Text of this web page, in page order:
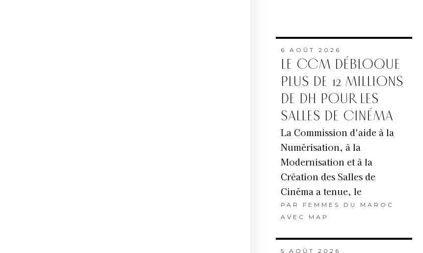
6 AOÛT 2026
LE CCM DÉBLOQUE
PLUS DE 12 MILLIONS
DE DH POUR LES
SALLES DE CINÉMA
La Commission d'aide à la
Numérisation, à la
Modernisation et à la
Création des Salles de
Cinéma a tenue, le
PAR FEMMES DU MAROC
AVEC MAP
5 AOÛT 2026